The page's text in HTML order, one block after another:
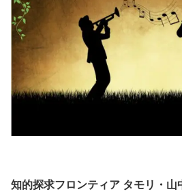
知的探求フロンティア タモリ・山